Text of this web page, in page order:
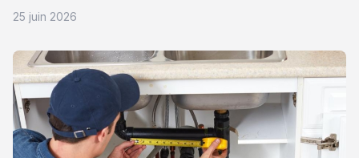
25 juin 2026